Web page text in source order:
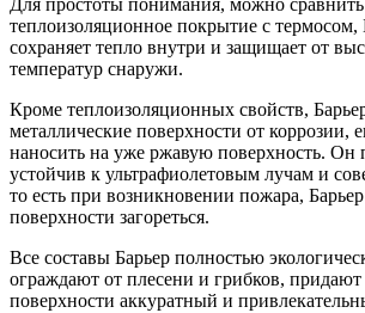
Для простоты понимания, можно сравнить
теплоизоляционное покрытие с термосом,
сохраняет тепло внутри и защищает от
температур снаружи.
Кроме теплоизоляционных свойств,
металлические поверхности от коррозии,
наносить на уже ржавую поверхность. Он
устойчив к ультрафиолетовым лучам и
то есть при возникновении пожара,
поверхности загореться.
Все составы Барьер полностью
ограждают от плесени и грибков,
поверхности аккуратный и